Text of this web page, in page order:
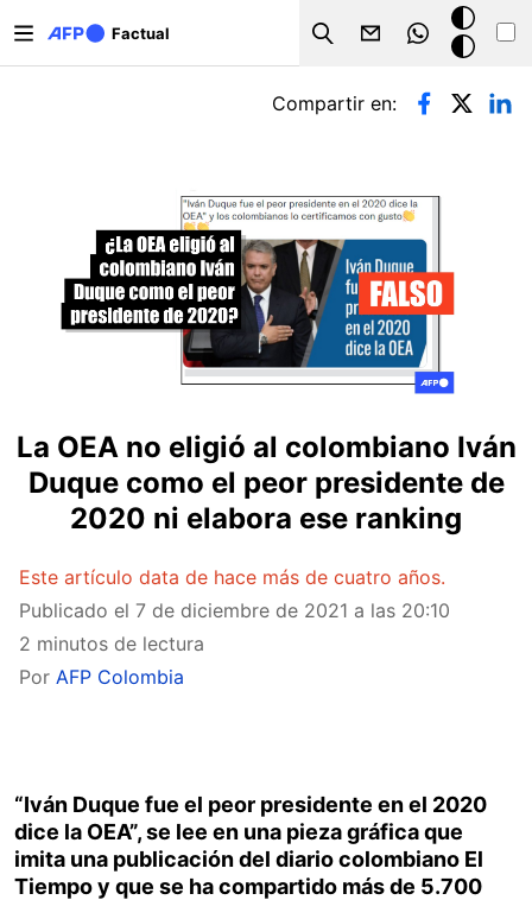
Factual
Search
Modo
oscuro
Solapas principales
Compartir en:
La OEA no eligió al colombiano Iván
Duque como el peor presidente de
2020 ni elabora ese ranking
Este artículo data de hace más de cuatro años.
Publicado el 7 de diciembre de 2021 a las 20:10
2 minutos de lectura
Por AFP Colombia
“Iván Duque fue el peor presidente en el 2020
dice la OEA”, se lee en una pieza gráfica que
imita una publicación del diario colombiano El
Tiempo y que se ha compartido más de 5.700